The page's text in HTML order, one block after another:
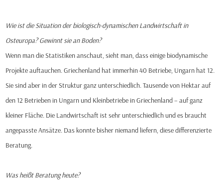
Wie ist die Situation der biologisch-dynamischen Landwirtschaft in
Osteuropa? Gewinnt sie an Boden?
Wenn man die Statistiken anschaut, sieht man, dass einige biodynamische
Projekte auftauchen. Griechenland hat immerhin 40 Betriebe, Ungarn hat 12.
Sie sind aber in der Struktur ganz unterschiedlich. Tausende von Hektar auf
den 12 Betrieben in Ungarn und Kleinbetriebe in Griechenland – auf ganz
kleiner Fläche. Die Landwirtschaft ist sehr unterschiedlich und es braucht
angepasste Ansätze. Das konnte bisher niemand liefern, diese differenzierte
Beratung.
Was heißt Beratung heute?